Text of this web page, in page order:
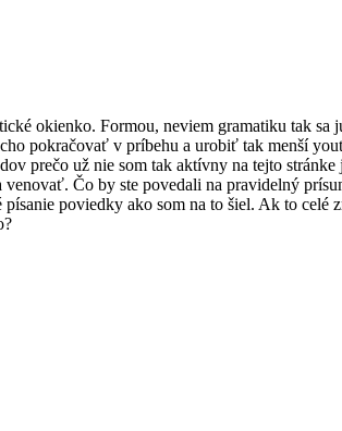
okienko. Formou, neviem gramatiku tak sa
pokračovať v príbehu a urobiť tak menší
prečo už nie som tak aktívny na tejto stránke
Čo by ste povedali na pravidelný
poviedky ako som na to šiel. Ak to celé